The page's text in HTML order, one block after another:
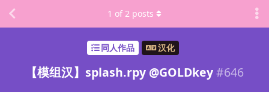
同人作品 汉化
【模组汉】splash.rpy @GOLDkey#646
1 of 2 posts